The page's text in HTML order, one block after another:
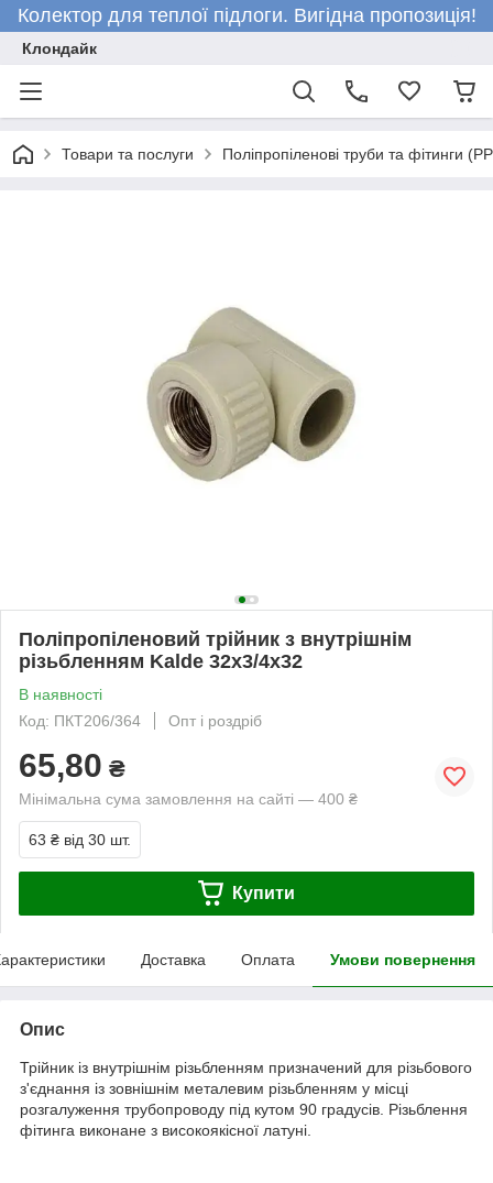
Колектор для теплої підлоги. Вигідна пропозиція!
Клондайк
Товари та послуги Поліпропіленові труби та фітинги
Поліпропіленовий трійник з внутрішнім
різьбленням Kalde 32х3/4х32
В наявності
Код: ПКТ206/364
Опт і роздріб
65,80 ₴
Мінімальна сума замовлення на сайті — 400 ₴
63 ₴ від 30 шт.
Купити
Доставка Оплата Умови повернення
Опис
Трійник із внутрішнім різьбленням призначений для різьбового
з'єднання із зовнішнім металевим різьбленням у місці
розгалуження трубопроводу під кутом 90 градусів. Різьблення
фітинга виконане з високоякісної латуні.